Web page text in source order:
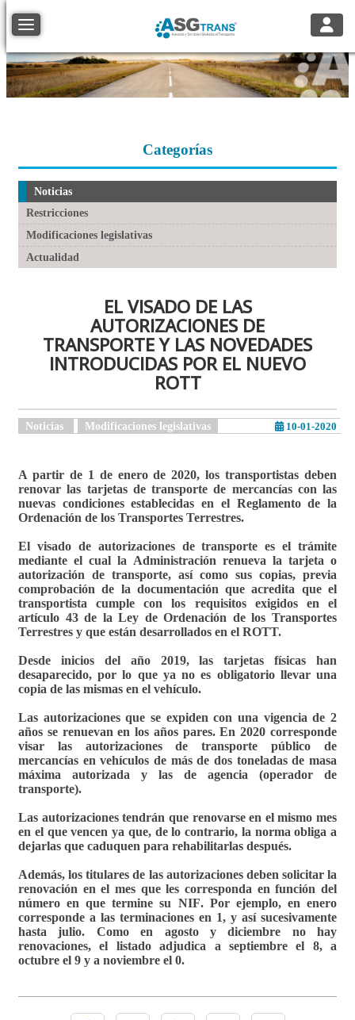
Toggle navigation
Categorías
Noticias
Restricciones
Modificaciones legislativas
Actualidad
EL VISADO DE LAS
AUTORIZACIONES DE
TRANSPORTE Y LAS NOVEDADES
INTRODUCIDAS POR EL NUEVO
ROTT
Noticias Modificaciones legislativas 10-01-2020
A partir de 1 de enero de 2020, los transportistas deben
renovar las tarjetas de transporte de mercancías con las
nuevas condiciones establecidas en el Reglamento de la
Ordenación de los Transportes Terrestres.
El visado de autorizaciones de transporte es el trámite
mediante el cual la Administración renueva la tarjeta o
autorización de transporte, así como sus copias, previa
comprobación de la documentación que acredita que el
transportista cumple con los requisitos exigidos en el
artículo 43 de la Ley de Ordenación de los Transportes
Terrestres y que están desarrollados en el ROTT.
Desde inicios del año 2019, las tarjetas físicas han
desaparecido, por lo que ya no es obligatorio llevar una
copia de las mismas en el vehículo.
Las autorizaciones que se expiden con una vigencia de 2
años se renuevan en los años pares.En 2020 corresponde
visar las autorizaciones de transporte público de
mercancías en vehículos de más de dos toneladas de masa
máxima autorizada y las de agencia (operador de
transporte).
Las autorizaciones tendrán que renovarse en el mismo mes
en el que vencen ya que, de lo contrario, la norma obliga a
dejarlas que caduquen para rehabilitarlas después.
Además,los titulares de las autorizaciones deben solicitar la
renovación en el mes que les corresponda en función del
número en que termine su NIF. Por ejemplo, en enero
corresponde a las terminaciones en 1, y así sucesivamente
hasta julio. Como en agosto y diciembre no hay
renovaciones, el listado adjudica a septiembre el 8, a
octubre el 9 y a noviembre el 0.